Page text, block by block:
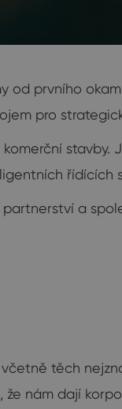
od prvního
pro
stavby.
řídících
a
včetně těch
nám dají